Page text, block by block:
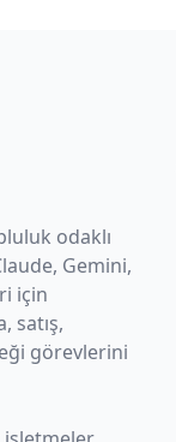
odaklı
Gemini,
için
satış,
görevlerini